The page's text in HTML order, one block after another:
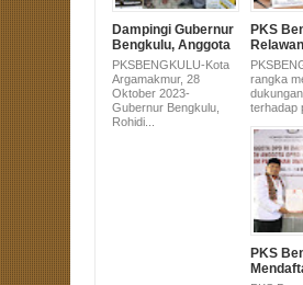
Dampingi Gubernur
Bengkulu, Anggota
DPRD Sujono Hadir
di Pembagian
Alsintan untuk
Masyarakat
Bengkulu Utara
PKSBENGKULU-Kota
Argamakmur, 28
Oktober 2023-
Gubernur Bengkulu,
Rohidi...
PKS
rangka
terhadap
PKS